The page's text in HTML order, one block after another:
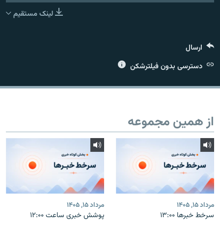
لینک مستقیم
ارسال
دسترسی بدون فیلترشکن
از همین مجموعه
مرداد ۱۵, ۱۴۰۵
سرخط خبرها ۱۳:۰۰
مرداد ۱۵, ۱۴۰۵
پوشش خبری ساعت ۱۲:۰۰